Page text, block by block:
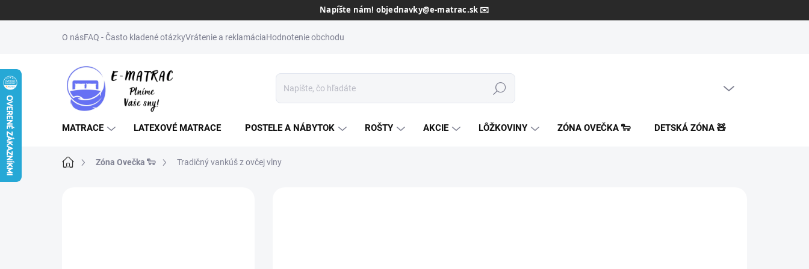
Dôveryhodný slovenský predajca od roku 2013 🇸🇰
O násFAQ - Často kladené otázkyVrátenie a reklamáciaHodnotenie obchodu
Hľadať
MATRACE LATEXOVÉ MATRACE POSTELE A NÁBYTOK ROŠTY AKCIE LÔŽKOVINY ZÓNA OVEČKA 🐑 DETSKÁ ZÓNA 🧸
DomovZóna Ovečka 🐑 Tradičný vankúš z ovčej vlny